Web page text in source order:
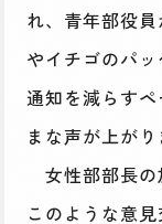
れ、青年部役
やイチゴのパ
通知を減らす
まな声が上がり
女性部部長の
このような意